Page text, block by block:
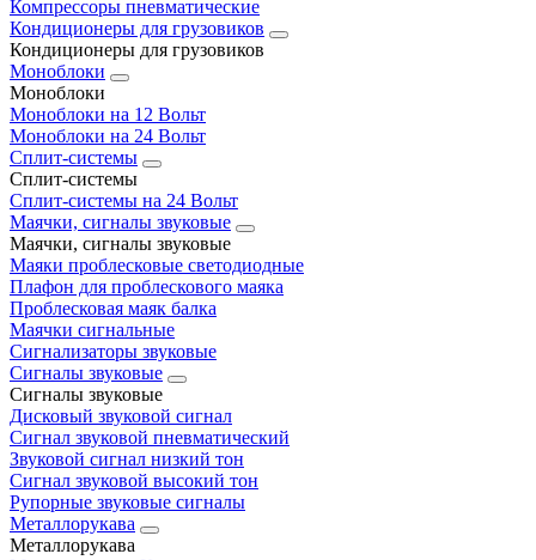
Компрессоры пневматические
Кондиционеры для грузовиков
Кондиционеры для грузовиков
Моноблоки
Моноблоки
Моноблоки на 12 Вольт
Моноблоки на 24 Вольт
Сплит-системы
Сплит-системы
Сплит‑системы на 24 Вольт
Маячки, сигналы звуковые
Маячки, сигналы звуковые
Маяки проблесковые светодиодные
Плафон для проблескового маяка
Проблесковая маяк балка
Маячки сигнальные
Сигнализаторы звуковые
Сигналы звуковые
Сигналы звуковые
Дисковый звуковой сигнал
Сигнал звуковой пневматический
Звуковой сигнал низкий тон
Сигнал звуковой высокий тон
Рупорные звуковые сигналы
Металлорукава
Металлорукава